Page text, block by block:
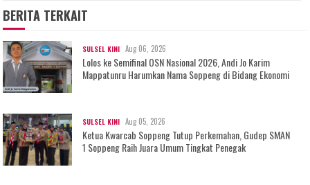
BERITA TERKAIT
SULSEL KINI Aug 06, 2026
Lolos ke Semifinal OSN Nasional 2026, Andi Jo Karim
Mappatunru Harumkan Nama Soppeng di Bidang Ekonomi
SULSEL KINI Aug 05, 2026
Ketua Kwarcab Soppeng Tutup Perkemahan, Gudep SMAN
1 Soppeng Raih Juara Umum Tingkat Penegak